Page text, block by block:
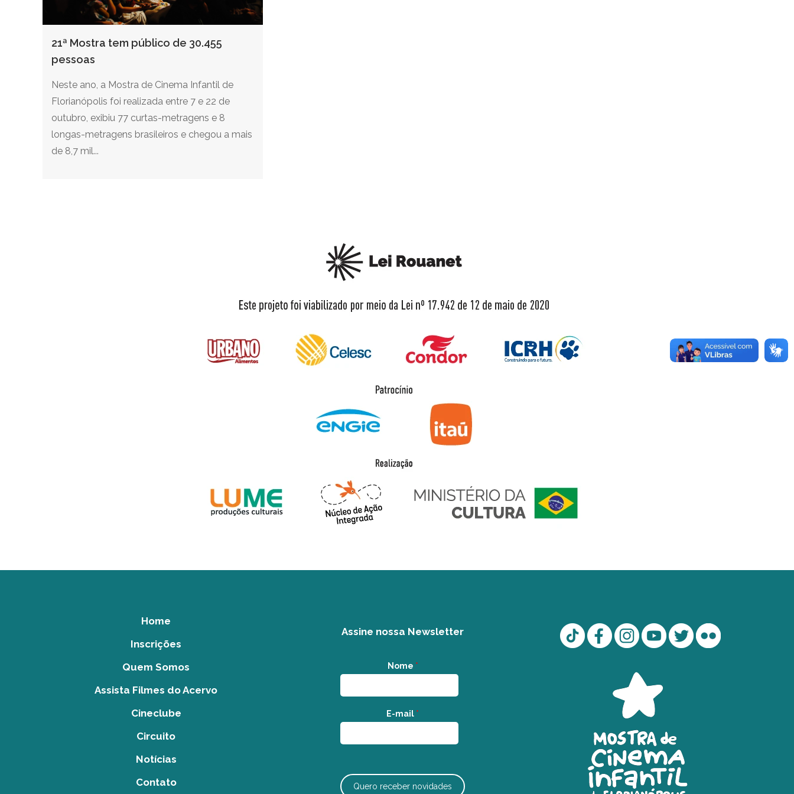
21ª Mostra tem público de 30.455
pessoas
Neste ano, a Mostra de Cinema Infantil de
Florianópolis foi realizada entre 7 e 22 de
outubro, exibiu 77 curtas-metragens e 8
longas-metragens brasileiros e chegou a mais
de 8,7 mil...
Home
Inscrições
Quem Somos
Assista Filmes do Acervo
Cineclube
Circuito
Notícias
Contato
Assine nossa Newsletter
Nome *
E-mail *
Quero receber novidades